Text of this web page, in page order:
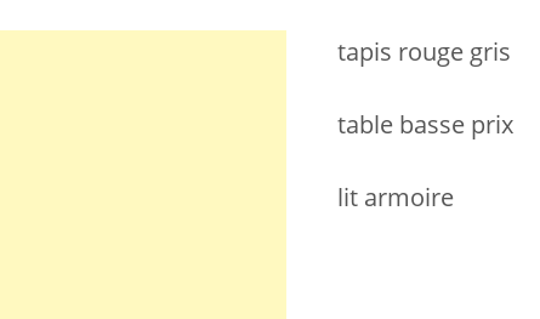
tapis rouge gris
table basse prix
lit armoire